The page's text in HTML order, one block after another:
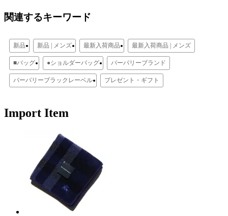
関連するキーワード
新品 新品 | メンズ 最新入荷商品 最新入荷商品 | メンズ
■バッグ ●ショルダーバッグ バーバリーブランド
バーバリーブラックレーベル プレゼント・ギフト
Import Item